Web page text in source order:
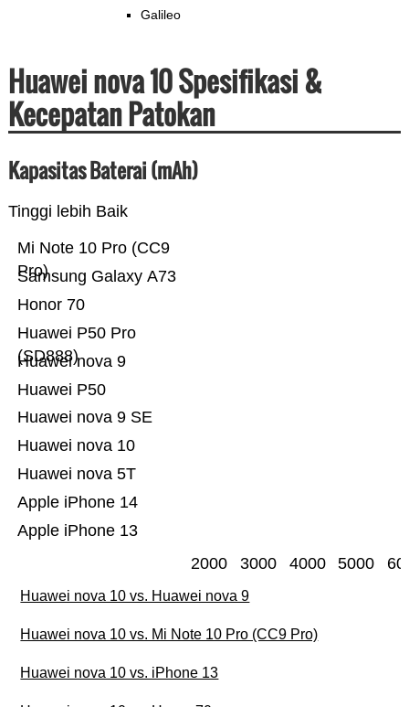
Galileo
Huawei nova 10 Spesifikasi &
Kecepatan Patokan
Kapasitas Baterai (mAh)
Tinggi lebih Baik
Apple iPhone 13
Apple iPhone 14
Huawei nova 5T
Huawei nova 10
Huawei nova 9 SE
Huawei P50
Huawei nova 9
Huawei P50 Pro
(SD888)
Honor 70
Samsung Galaxy A73
Mi Note 10 Pro (CC9
Pro)
2000 3000 4000 5000
Huawei nova 10 vs. Huawei nova 9
Huawei nova 10 vs. Mi Note 10 Pro (CC9 Pro)
Huawei nova 10 vs. iPhone 13